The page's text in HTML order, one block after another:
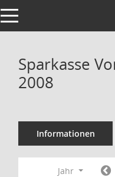
Toggle navigation
Sparkasse
2008
Informationen
Jahr